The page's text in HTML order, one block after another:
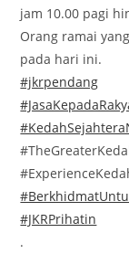
jam 10.00 pagi
Orang ramai
pada hari ini.
#jkrpendang
#JKRPrihatin
.